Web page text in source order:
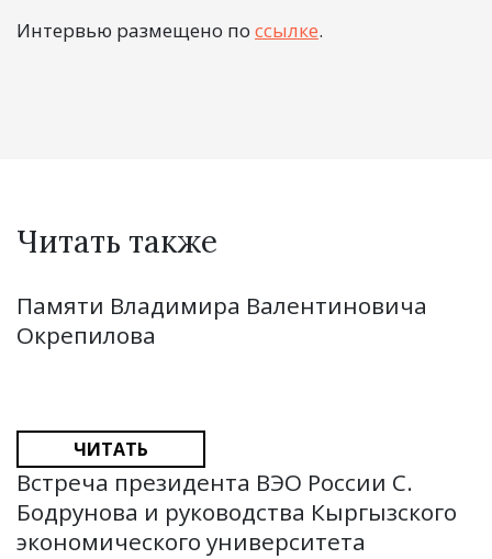
Интервью размещено по ссылке.
Читать также
Памяти Владимира Валентиновича
Окрепилова
ЧИТАТЬ
Встреча президента ВЭО России С.
Бодрунова и руководства Кыргызского
экономического университета